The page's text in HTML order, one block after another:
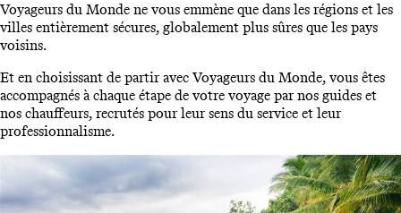
Voyageurs du Monde ne vous emmène que dans les régions et les
villes entièrement sécures, globalement plus sûres que les pays
voisins.
Et en choisissant de partir avec Voyageurs du Monde, vous êtes
accompagnés à chaque étape de votre voyage par nos guides et
nos chauffeurs, recrutés pour leur sens du service et leur
professionnalisme.